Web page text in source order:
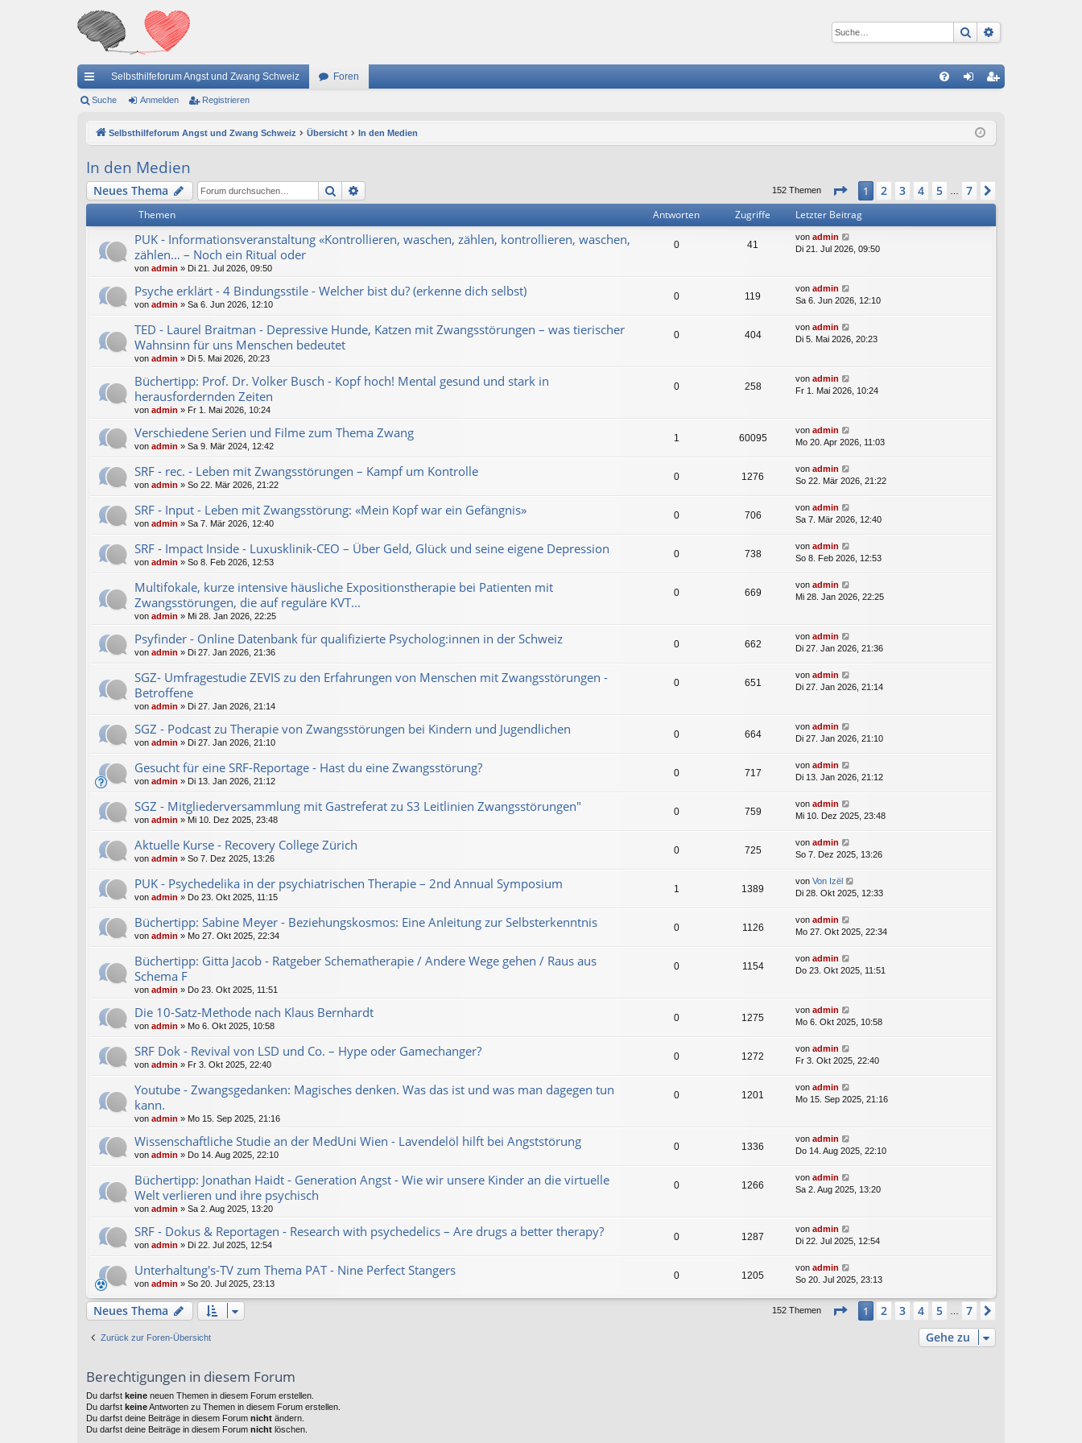
Suche
ch
ug
riff
Selbsthilfeforum Angst und Zwang Schweiz Foren
n
ist
Suche Anmelden Registrieren
Selbsthilfeforum Angst und Zwang Schweiz Übersicht In den Medien
In den Medien
Neues Thema Suche 152 Themen Seite 1von 7
1 2 3 4 5 7
Themen Antworten Zugriffe Letzter Beitrag
PUK - Informationsveranstaltung «Kontrollieren, waschen, zählen, kontrollieren, waschen,
zählen… – Noch ein Ritual oder
von admin » Di 21. Jul 2026, 09:50
0 41
von admin
Di 21. Jul 2026, 09:50
Psyche erklärt - 4 Bindungsstile - Welcher bist du? (erkenne dich selbst)
von admin » Sa 6. Jun 2026, 12:10
0 119
von admin
Sa 6. Jun 2026, 12:10
TED - Laurel Braitman - Depressive Hunde, Katzen mit Zwangsstörungen – was tierischer
Wahnsinn für uns Menschen bedeutet
von admin » Di 5. Mai 2026, 20:23
0 404
von admin
Di 5. Mai 2026, 20:23
Büchertipp: Prof. Dr. Volker Busch - Kopf hoch! Mental gesund und stark in
herausfordernden Zeiten
von admin » Fr 1. Mai 2026, 10:24
0 258
von admin
Fr 1. Mai 2026, 10:24
Verschiedene Serien und Filme zum Thema Zwang
von admin » Sa 9. Mär 2024, 12:42
1 60095
von admin
Mo 20. Apr 2026, 11:03
SRF - rec. - Leben mit Zwangsstörungen – Kampf um Kontrolle
von admin » So 22. Mär 2026, 21:22
0 1276
von admin
So 22. Mär 2026, 21:22
SRF - Input - Leben mit Zwangsstörung: «Mein Kopf war ein Gefängnis»
von admin » Sa 7. Mär 2026, 12:40
0 706
von admin
Sa 7. Mär 2026, 12:40
SRF - Impact Inside - Luxusklinik-CEO – Über Geld, Glück und seine eigene Depression
von admin » So 8. Feb 2026, 12:53
0 738
von admin
So 8. Feb 2026, 12:53
Multifokale, kurze intensive häusliche Expositionstherapie bei Patienten mit
Zwangsstörungen, die auf reguläre KVT...
von admin » Mi 28. Jan 2026, 22:25
0 669
von admin
Mi 28. Jan 2026, 22:25
Psyfinder - Online Datenbank für qualifizierte Psycholog:innen in der Schweiz
von admin » Di 27. Jan 2026, 21:36
0 662
von admin
Di 27. Jan 2026, 21:36
SGZ- Umfragestudie ZEVIS zu den Erfahrungen von Menschen mit Zwangsstörungen -
Betroffene
von admin » Di 27. Jan 2026, 21:14
0 651
von admin
Di 27. Jan 2026, 21:14
SGZ - Podcast zu Therapie von Zwangsstörungen bei Kindern und Jugendlichen
von admin » Di 27. Jan 2026, 21:10
0 664
von admin
Di 27. Jan 2026, 21:10
Gesucht für eine SRF-Reportage - Hast du eine Zwangsstörung?
von admin » Di 13. Jan 2026, 21:12
0 717
von admin
Di 13. Jan 2026, 21:12
SGZ - Mitgliederversammlung mit Gastreferat zu S3 Leitlinien Zwangsstörungen"
von admin » Mi 10. Dez 2025, 23:48
0 759
von admin
Mi 10. Dez 2025, 23:48
Aktuelle Kurse - Recovery College Zürich
von admin » So 7. Dez 2025, 13:26
0 725
von admin
So 7. Dez 2025, 13:26
PUK - Psychedelika in der psychiatrischen Therapie – 2nd Annual Symposium
von admin » Do 23. Okt 2025, 11:15
1 1389
von Von Izël
Di 28. Okt 2025, 12:33
Büchertipp: Sabine Meyer - Beziehungskosmos: Eine Anleitung zur Selbsterkenntnis
von admin » Mo 27. Okt 2025, 22:34
0 1126
von admin
Mo 27. Okt 2025, 22:34
Büchertipp: Gitta Jacob - Ratgeber Schematherapie / Andere Wege gehen / Raus aus
Schema F
von admin » Do 23. Okt 2025, 11:51
0 1154
von admin
Do 23. Okt 2025, 11:51
Die 10-Satz-Methode nach Klaus Bernhardt
von admin » Mo 6. Okt 2025, 10:58
0 1275
von admin
Mo 6. Okt 2025, 10:58
SRF Dok - Revival von LSD und Co. – Hype oder Gamechanger?
von admin » Fr 3. Okt 2025, 22:40
0 1272
von admin
Fr 3. Okt 2025, 22:40
Youtube - Zwangsgedanken: Magisches denken. Was das ist und was man dagegen tun
kann.
von admin » Mo 15. Sep 2025, 21:16
0 1201
von admin
Mo 15. Sep 2025, 21:16
Wissenschaftliche Studie an der MedUni Wien - Lavendelöl hilft bei Angststörung
von admin » Do 14. Aug 2025, 22:10
0 1336
von admin
Do 14. Aug 2025, 22:10
Büchertipp: Jonathan Haidt - Generation Angst - Wie wir unsere Kinder an die virtuelle
Welt verlieren und ihre psychisch
von admin » Sa 2. Aug 2025, 13:20
0 1266
von admin
Sa 2. Aug 2025, 13:20
SRF - Dokus & Reportagen - Research with psychedelics – Are drugs a better therapy?
von admin » Di 22. Jul 2025, 12:54
0 1287
von admin
Di 22. Jul 2025, 12:54
Unterhaltung's-TV zum Thema PAT - Nine Perfect Stangers
von admin » So 20. Jul 2025, 23:13
0 1205
von admin
So 20. Jul 2025, 23:13
Neues Thema 152 Themen Seite 1von 7
1 2 3 4 5 7
Zurück zur Foren-Übersicht Gehe zu
Berechtigungen in diesem Forum
Du darfst keine neuen Themen in diesem Forum erstellen.
Du darfst keineAntworten zu Themen in diesem Forum erstellen.
Du darfst deine Beiträge in diesem Forum nicht ändern.
Du darfst deine Beiträge in diesem Forum nicht löschen.